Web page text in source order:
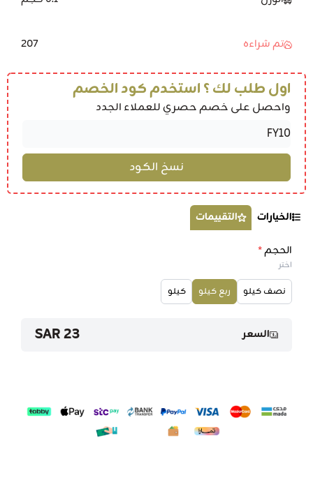
تم شراءه 207
اول طلب لك ؟ استخدم كود الخصم
واحصل على خصم حصري للعملاء الجدد
الخيارات التقييمات
الحجم*
اختر
نصف كيلو ربع كيلو كيلو
السعر 23 SAR